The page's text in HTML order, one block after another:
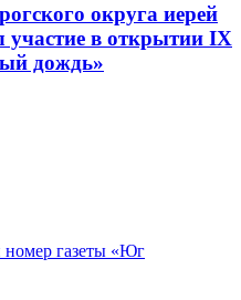
округа иерей
в открытии IX
дождь»